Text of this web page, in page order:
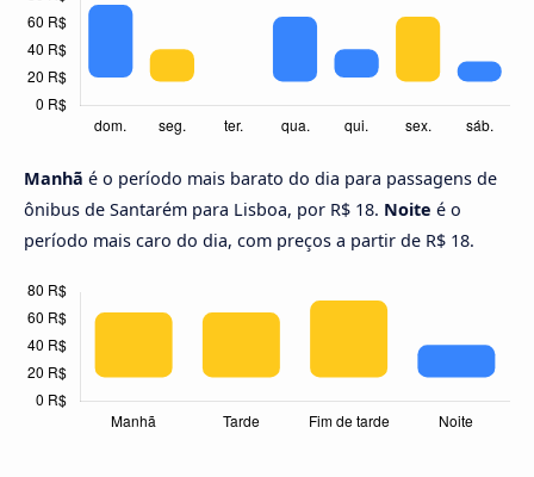
Manhã é o período mais barato do dia para passagens de
ônibus de Santarém para Lisboa, por R$ 18. Noite é o
período mais caro do dia, com preços a partir de R$ 18.